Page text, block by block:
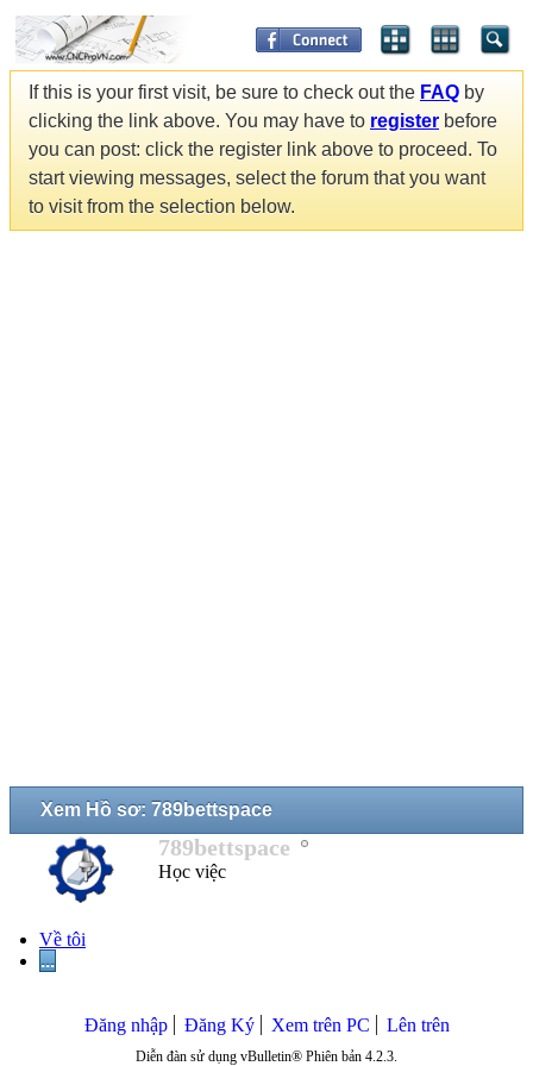
If this is your first visit, be sure to check out the FAQ by
clicking the link above. You may have to register before
you can post: click the register link above to proceed. To
start viewing messages, select the forum that you want
to visit from the selection below.
Xem Hồ sơ: 789bettspace
789bettspace
Học việc
Về tôi
...
Đăng nhập Đăng Ký Xem trên PC Lên trên
Diễn đàn sử dụng vBulletin® Phiên bản 4.2.3.